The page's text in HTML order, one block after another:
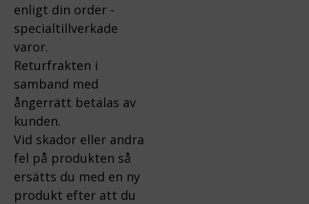
enligt din order -
specialtillverkade
varor.
Returfrakten i
samband med
ångerrätt betalas av
kunden.
Vid skador eller andra
fel på produkten så
ersätts du med en ny
produkt efter att du